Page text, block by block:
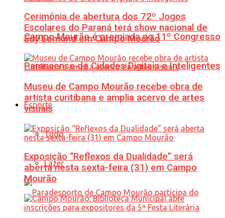
Campo Mourão é premiada no 11º Congresso
Paranaense de Cidades Digitais e Inteligentes
Esporte
Tudo
Lazer
Cerimônia de abertura dos 72º Jogos
Escolares do Paraná terá show nacional de
Edy Lemond em Campo Mourão
Museu de Campo Mourão recebe obra de
artista curitibana e amplia acervo de artes
visuais
Exposição “Reflexos da Dualidade” será
aberta nesta sexta-feira (31) em Campo
Mourão